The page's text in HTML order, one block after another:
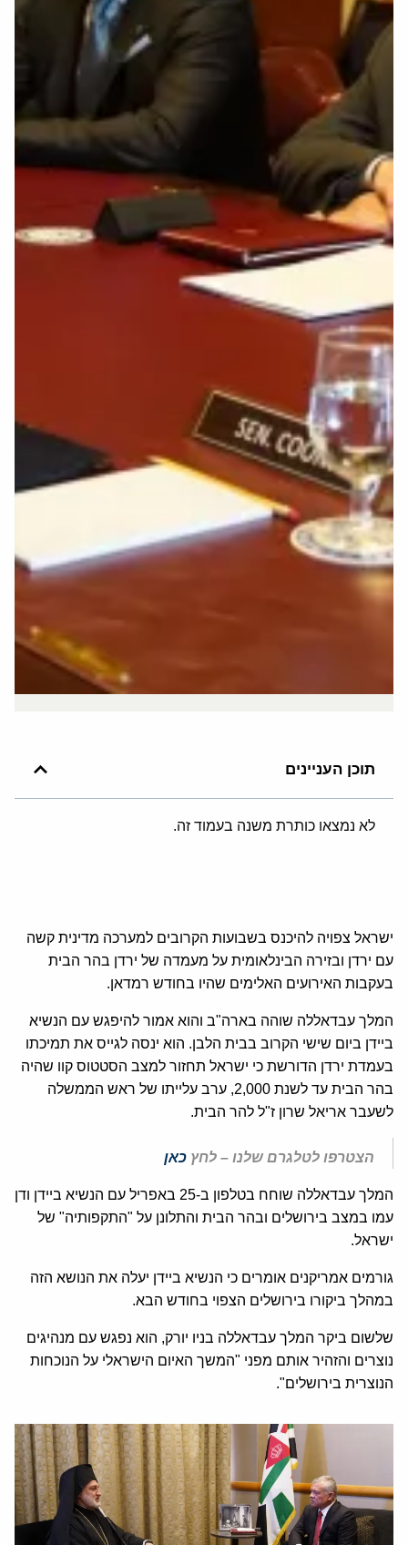
תוכן העניינים
לא נמצאו כותרת משנה בעמוד זה.
ישראל צפויה להיכנס בשבועות הקרובים למערכה מדינית קשה
עם ירדן ובזירה הבינלאומית על מעמדה של ירדן בהר הבית
בעקבות האירועים האלימים שהיו בחודש רמדאן.
המלך עבדאללה שוהה בארה"ב והוא אמור להיפגש עם הנשיא
ביידן ביום שישי הקרוב בבית הלבן. הוא ינסה לגייס את תמיכתו
בעמדת ירדן הדורשת כי ישראל תחזור למצב הסטטוס קוו שהיה
בהר הבית עד לשנת 2,000, ערב עלייתו של ראש הממשלה
לשעבר אריאל שרון ז"ל להר הבית.
הצטרפו לטלגרם שלנו – לחץ כאן
המלך עבדאללה שוחח בטלפון ב-25 באפריל עם הנשיא ביידן ודן
עמו במצב בירושלים ובהר הבית והתלונן על "התקפותיה" של
ישראל.
גורמים אמריקנים אומרים כי הנשיא ביידן יעלה את הנושא הזה
במהלך ביקורו בירושלים הצפוי בחודש הבא.
שלשום ביקר המלך עבדאללה בניו יורק, הוא נפגש עם מנהיגים
נוצרים והזהיר אותם מפני "המשך האיום הישראלי על הנוכחות
הנוצרית בירושלים".